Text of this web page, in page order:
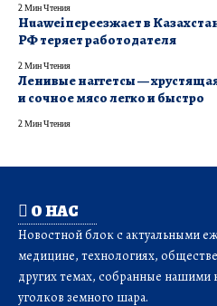
2 Мин Чтения
Huawei переезжает в
РФ теряет работодателя
2 Мин Чтения
Ленивые наггетсы —
и сочное мясо легко и быстро
2 Мин Чтения
О НАС
Новостной блок с актуальными
медицине, технологиях,
других темах, собранные
уголков земного шара.